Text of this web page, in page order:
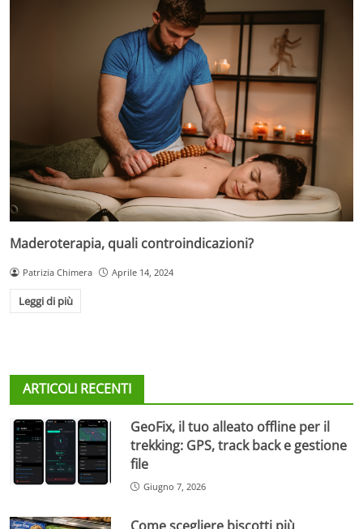
Maderoterapia, quali controindicazioni?
Patrizia Chimera Aprile 14, 2024
Leggi di più
ARTICOLI RECENTI
GeoFix, il tuo alleato offline per il
trekking: GPS, track back e gestione
file
Giugno 7, 2026